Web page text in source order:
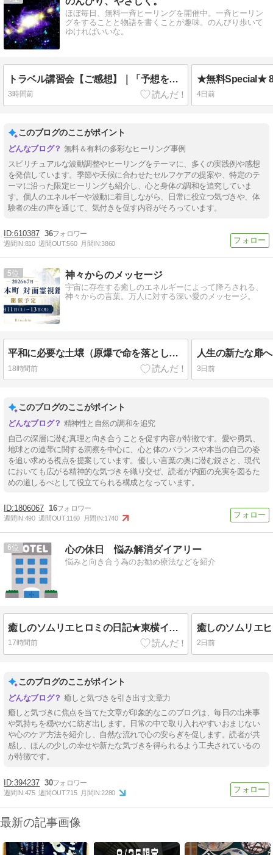
ほぼ毎日、無料一斉ヒーリングを開催中。一斉ヒーリン
グをすることと物語を書くことが趣味。のんびり歩いて
ゆければいいな。
トラベル講習会【ご感想】｜「予想をはるかに超えて驚きながらも、めちゃくちゃ楽しくてあっという間過ぎでした✨」
3時間前 4日前
このブログのここがポイント
無料＆有料の多彩なヒーリング事例
スピリチュアルな波動調整やヒーリングをテーマに、多くの実践例や感想
を発信しています。季節や天候に合わせたセルフケアの提案や、特定のテ
ーマに沿った限定ヒーリングも紹介し、心と身体の調和を追究していま
す。個人のエネルギーや波動に着目しながら、日常に役立つ気づきや、体
験者の生の声を通じて、気付きを促す内容がそろっています。
610387 36
週間IN:810 週間OUT:560 月間IN:3860
5 神々からのメッセージ
宇宙に存在する癒しのエネルギーによって降ろされる、
神々からの言葉。万人に対する深い愛のメッセージ。
平和に必要な土壌（原爆で命を落とした御霊より）
18時間前
人生の新たな扉
3日前
このブログのここがポイント
精神性と自然の調和を追究
自己の深層に潜む真理と向き合うことを促す内容が特徴です。愛や勇気、
地球との連帯に関する洞察を中心に、心と体のバランスや本当の自己の姿
を追い求める視点を提案しています。優しい言葉の奥に潜む鋭さと、現代
においても広がる精神的な気づきを織り交ぜ、読者が内面の充実を図るた
めの道しるべとして役立てられる構成となっています。
1806067 16
週間IN:490 週間OUT:1160 月間IN:1740
6 心の休日 悩み解消ダイアリー
悩みと向き合う為のお勧め療法などを紹介
癒しのソムリエヒロミの日記★東横インのCM気に入ってます
17時間前 2日前
このブログのここがポイント
癒しと気づきを引き出す文章力
癒しと気づきに焦点を当てた文章が印象的なこのブログは、毎日の出来事
や気持ちを穏やかに紡ぎ出します。日常の中で取り入れやすいおまじない
や心のケア方法を紹介し、自然な流れで心の安らぎを促します。読者が共
感し、ほんの少しの幸せや新たな気づきを得られるよう工夫されているの
が特徴です。
394237 30
週間IN:475 週間OUT:715 月間IN:2280
最新の記事画像